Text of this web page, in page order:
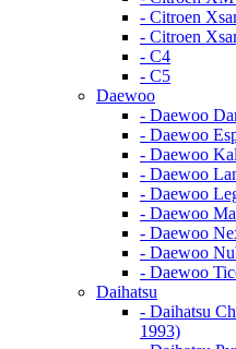
- Citroen
- Citroen
- С4
- С5
Daewoo
- Daewoo
- Daewoo
- Daewoo
- Daewoo
- Daewoo
- Daewoo
- Daewoo
- Daewoo
- Daewoo
Daihatsu
- Daihatsu
1993)